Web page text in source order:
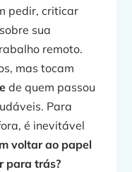
pedir, criticar
sua
remoto.
mas tocam
de quem passou
Para
é inevitável
voltar ao papel
para trás?